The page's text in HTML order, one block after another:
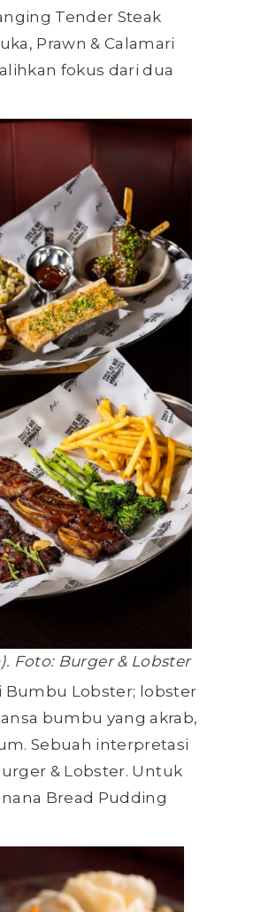
Tender Steak
Prawn & Calamari
fokus dari dua
Foto: Burger & Lobster
Bumbu Lobster; lobster
bumbu yang akrab,
Sebuah interpretasi
& Lobster. Untuk
Bread Pudding